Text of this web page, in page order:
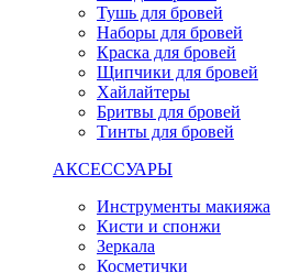
Тушь для бровей
Наборы для бровей
Краска для бровей
Щипчики для бровей
Хайлайтеры
Бритвы для бровей
Тинты для бровей
АКСЕССУАРЫ
Инструменты макияжа
Кисти и спонжи
Зеркала
Косметички